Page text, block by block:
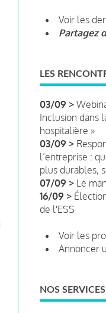
Voir les
Partagez
LES
03/09 >
Inclusion dans
hospitalière »
03/09 >
l’entreprise :
plus durables,
07/09 > Le
16/09 >
de l'ESS
Voir les
Annoncer
NOS SERVICES